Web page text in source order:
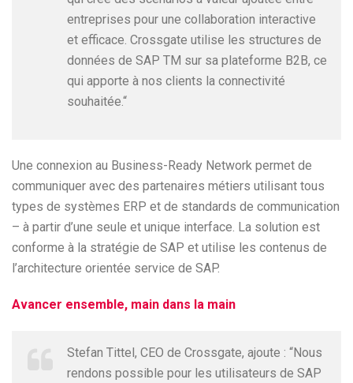
entreprises pour une collaboration interactive
et efficace. Crossgate utilise les structures de
données de SAP TM sur sa plateforme B2B, ce
qui apporte à nos clients la connectivité
souhaitée.“
Une connexion au Business-Ready Network permet de
communiquer avec des partenaires métiers utilisant tous
types de systèmes ERP et de standards de communication
– à partir d’une seule et unique interface. La solution est
conforme à la stratégie de SAP et utilise les contenus de
l’architecture orientée service de SAP.
Avancer ensemble, main dans la main
Stefan Tittel, CEO de Crossgate, ajoute : “Nous
rendons possible pour les utilisateurs de SAP